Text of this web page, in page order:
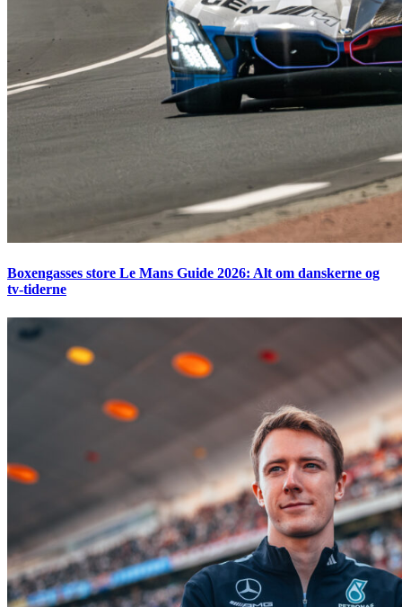
Boxengasses store Le Mans Guide 2026: Alt om danskerne og
tv-tiderne